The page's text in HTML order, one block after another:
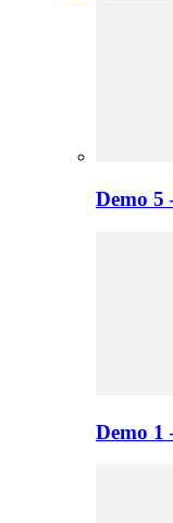
Demo 5
Demo 1